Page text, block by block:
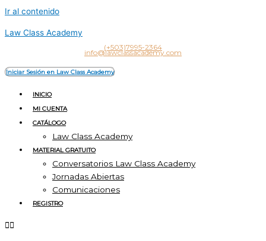
Ir al contenido
Law Class Academy
(+503)7995-2364
info@lawclassacademy.com
Iniciar Sesión en Law Class Academy
INICIO
MI CUENTA
CATÁLOGO
Law Class Academy
MATERIAL GRATUITO
Conversatorios Law Class Academy
Jornadas Abiertas
Comunicaciones
REGISTRO